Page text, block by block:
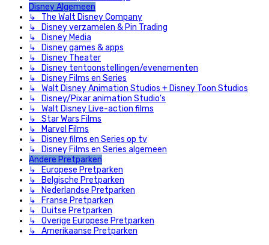
Disney Algemeen
↳ The Walt Disney Company
↳ Disney verzamelen & Pin Trading
↳ Disney Media
↳ Disney games & apps
↳ Disney Theater
↳ Disney tentoonstellingen/evenementen
↳ Disney Films en Series
↳ Walt Disney Animation Studios + Disney Toon Studios
↳ Disney/Pixar animation Studio's
↳ Walt Disney Live-action films
↳ Star Wars Films
↳ Marvel Films
↳ Disney films en Series op tv
↳ Disney Films en Series algemeen
Andere Pretparken
↳ Europese Pretparken
↳ Belgische Pretparken
↳ Nederlandse Pretparken
↳ Franse Pretparken
↳ Duitse Pretparken
↳ Overige Europese Pretparken
↳ Amerikaanse Pretparken